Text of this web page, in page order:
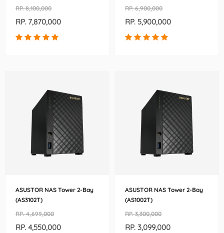
RP. 8,100,000
RP. 7,870,000
RP. 6,900,000
RP. 5,900,000
ASUSTOR NAS Tower 2-Bay
(AS3102T)
RP. 4,699,000
RP. 4,550,000
ASUSTOR NAS Tower 2-Bay
(AS1002T)
RP. 3,300,000
RP. 3,099,000